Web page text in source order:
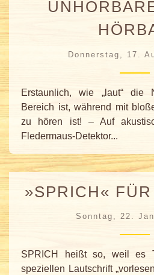
Donnerstag, 17.
Erstaunlich, wie „laut“ die
Bereich ist, während mit
zu hören ist! – Auf
Fledermaus-Detektor...
»SPRICH«
Sonntag, 22.
SPRICH heißt so, weil es
speziellen Lautschrift